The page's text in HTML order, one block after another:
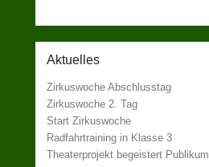
Aktuelles
Zirkuswoche Abschlusstag
Zirkuswoche 2. Tag
Start Zirkuswoche
Radfahrtraining in Klasse 3
Theaterprojekt begeistert Publikum